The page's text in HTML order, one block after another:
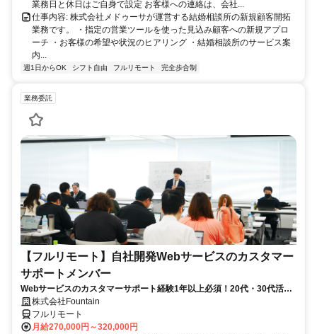
業務日と休日はご自身で設定 お客様への連絡は、会社...
仕事内容: 株式会社メドゥーサが運営する結婚相談所の新規顧客開拓
業務です。 ・指定の営業ツールを使った見込み顧客への新規アプロ
ーチ ・お客様の希望や状況のヒアリング ・結婚相談所のサービス案
内...
週1日からOK シフト自由 フルリモート 完全歩合制
業務委託
【フルリモート】自社開発Webサービスのカスタマー
サポートメンバー
Webサービスのカスタマーサポート経験1年以上必須！20代・30代活躍
中！株式会社Fountain
フルリモート
月給270,000円～320,000円